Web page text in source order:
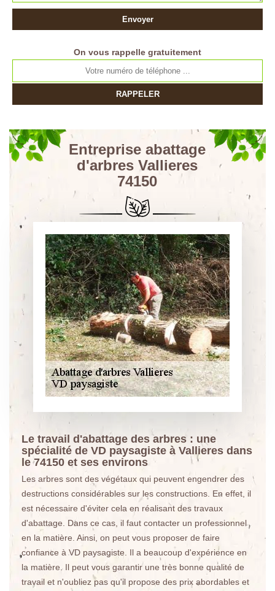
On vous rappelle gratuitement
Entreprise abattage
d'arbres Vallieres
74150
Le travail d'abattage des arbres : une
spécialité de VD paysagiste à Vallieres dans
le 74150 et ses environs
Les arbres sont des végétaux qui peuvent engendrer des
destructions considérables sur les constructions. En effet, il
est nécessaire d'éviter cela en réalisant des travaux
d'abattage. Dans ce cas, il faut contacter un professionnel
en la matière. Ainsi, on peut vous proposer de faire
confiance à VD paysagiste. Il a beaucoup d'expérience en
la matière. Il peut vous garantir une très bonne qualité de
travail et n'oubliez pas qu'il propose des prix abordables et